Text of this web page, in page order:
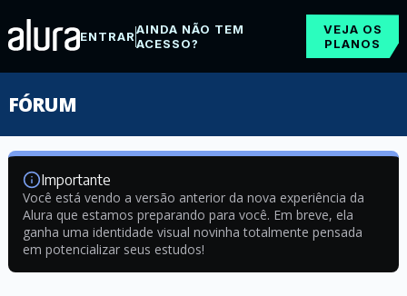
ENTRARAINDA NÃO TEM
ACESSO?
VEJA OS
PLANOS
FÓRUM
Importante
Você está vendo a versão anterior da nova experiência da
Alura que estamos preparando para você. Em breve, ela
ganha uma identidade visual novinha totalmente pensada
em potencializar seus estudos!